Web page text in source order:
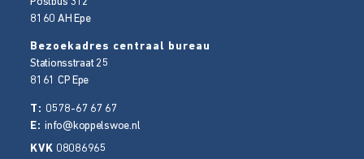
8160 AH Epe
Bezoekadres centraal bureau
Stationsstraat 25
8161 CPEpe
T: 0578-67 67 67
E:info@koppelswoe.nl
KVK 08086965